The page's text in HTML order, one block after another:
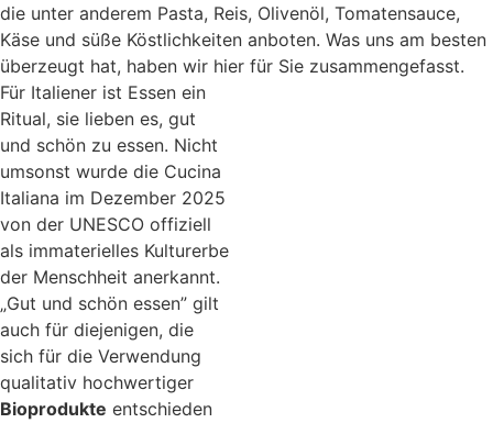
die unter anderem Pasta, Reis, Olivenöl, Tomatensauce,
Käse und süße Köstlichkeiten anboten. Was uns am besten
überzeugt hat, haben wir hier für Sie zusammengefasst.
Für Italiener ist Essen ein
Ritual, sie lieben es, gut
und schön zu essen. Nicht
umsonst wurde die Cucina
Italiana im Dezember 2025
von der UNESCO offiziell
als immaterielles Kulturerbe
der Menschheit anerkannt.
„Gut und schön essen” gilt
auch für diejenigen, die
sich für die Verwendung
qualitativ hochwertiger
Bioprodukte entschieden